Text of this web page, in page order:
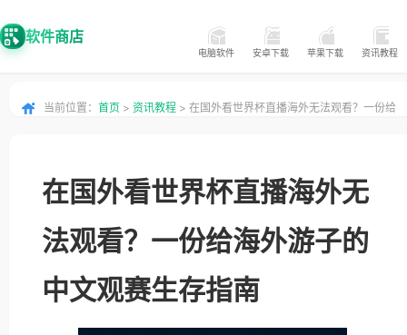
软件商店
电脑软件 安卓下载 苹果下载 资讯教程
当前位置： 首页 > 资讯教程 > 在国外看世界杯直播海外无法观看？一份给
在国外看世界杯直播海外无
法观看？一份给海外游子的
中文观赛生存指南